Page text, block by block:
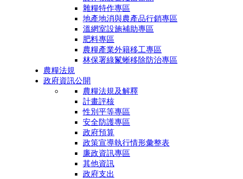
雜糧特作專區
地產地消與農產品行銷專區
溫網室設施補助專區
肥料專區
農糧產業外籍移工專區
林保署綠鬣蜥移除防治專區
農糧法規
政府資訊公開
農糧法規及解釋
計畫評核
性別平等專區
安全防護專區
政府預算
政策宣導執行情形彙整表
廉政資訊專區
其他資訊
政府支出